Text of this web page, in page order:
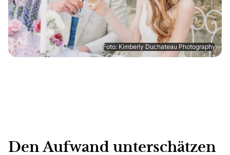
Foto: Kimberly Duchateau Photography
Den Aufwand unterschätzen